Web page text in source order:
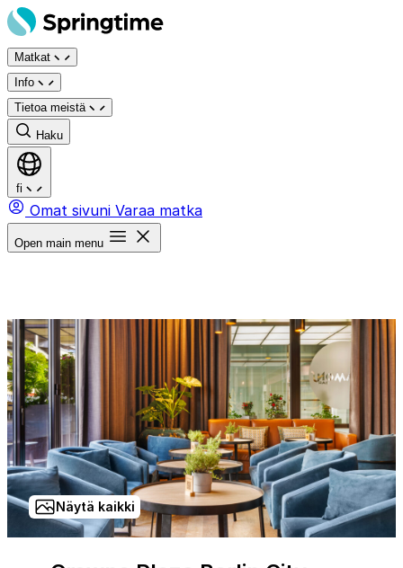
Siirry
sisältöön
Matkat
Info
Tietoa meistä
Haku
fi
Omat sivuni Varaa matka
Open main menu
Näytä kaikki